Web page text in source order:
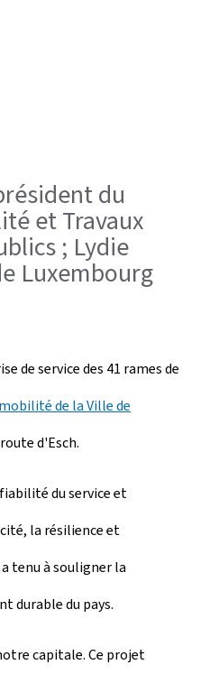
du
et Travaux
; Lydie
Luxembourg
de service des 41 rames de
de la Ville de
d'Esch.
du service et
la résilience et
tenu à souligner la
durable du pays.
capitale. Ce projet